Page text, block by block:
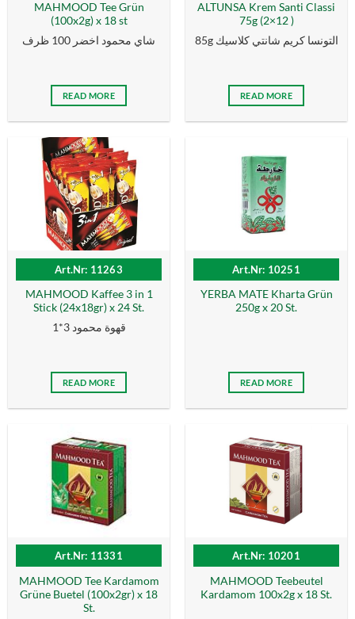
MAHMOOD Tee Grün
(100x2g) x 18 st
شاي محمود اخضر 100 ظرف
READ MORE
ALTUNSA Krem Santi Classi
75g (2×12 )
85g التونسا كریم شانتي كلاسیك
READ MORE
Art.Nr: 11263
MAHMOOD Kaffee 3 in 1
Stick (24x18gr) x 24 St.
قهوة محمود 3*1
READ MORE
Art.Nr: 10251
YERBA MATE Kharta Grün
250g x 20 St.
READ MORE
Art.Nr: 11331
MAHMOOD Tee Kardamom
Grüne Buetel (100x2gr) x 18
St.
Art.Nr: 10201
MAHMOOD Teebeutel
Kardamom 100x2g x 18 St.